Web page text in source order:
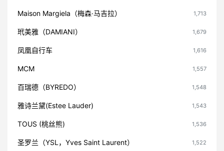
Maison Margiela（梅森·马吉拉） 1,713
玳美雅（DAMIANI） 1,679
凤凰自行车 1,616
MCM 1,557
百瑞德（BYREDO） 1,548
雅诗兰黛(Estee Lauder) 1,543
TOUS (桃丝熊) 1,536
圣罗兰（YSL，Yves Saint Laurent） 1,522